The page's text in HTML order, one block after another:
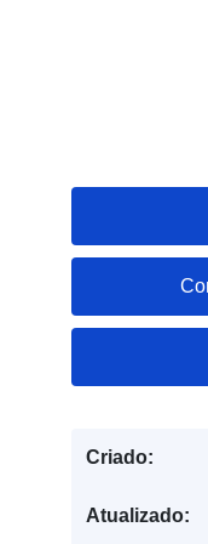
Criado:
Atualizado: